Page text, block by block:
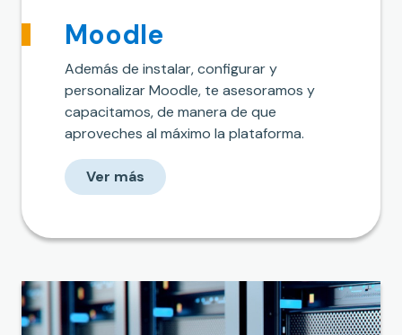
Moodle
Además de instalar, configurar y
personalizar Moodle, te asesoramos y
capacitamos, de manera de que
aproveches al máximo la plataforma.
Ver más